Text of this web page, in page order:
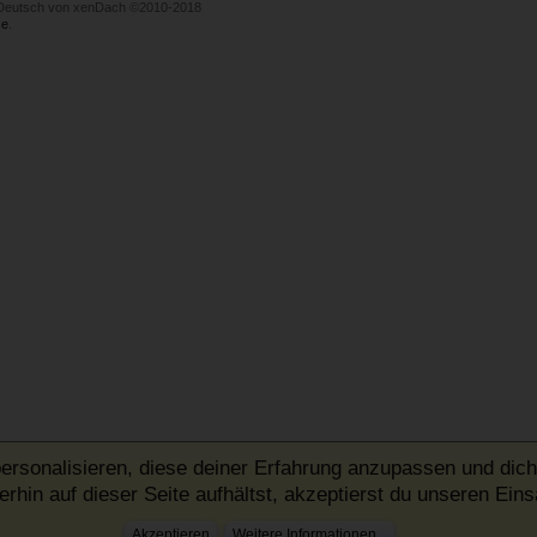
von xenDach
©2010-2018
diese deiner Erfahrung anzupassen und
auf dieser Seite aufhältst, akzeptierst du unseren